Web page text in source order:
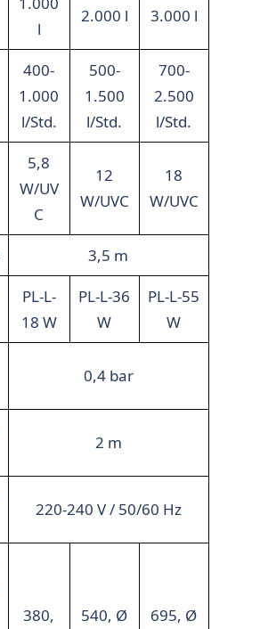
l
2.000 l
3.000 l
400-
1.000
l/Std.
500-
1.500
l/Std.
700-
2.500
l/Std.
5,8
W/UV
C
12
W/UVC
18
W/UVC
3,5 m
PL-L-
18 W
PL-L-36
W
PL-L-55
W
0,4 bar
2 m
220-240 V / 50/60 Hz
380,
540, Ø
695, Ø